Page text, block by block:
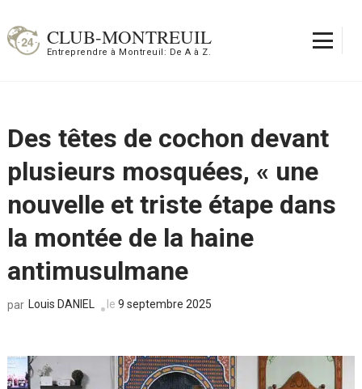
au
contenu
CLUB-MONTREUIL
Entreprendre à Montreuil: De A à Z.
Des têtes de cochon devant
plusieurs mosquées, « une
nouvelle et triste étape dans
la montée de la haine
antimusulmane
par Louis DANIEL le 9 septembre 2025